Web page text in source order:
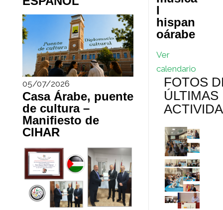
05/07/2026
Casa Árabe, puente
de cultura –
Manifiesto de
CIHAR
l
hispan
oárabe
Ver
calendario
FOTOS
ÚLTIMAS